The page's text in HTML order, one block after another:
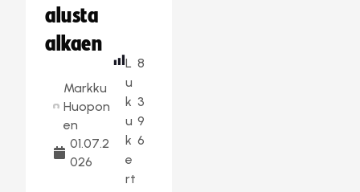
alusta
alkaen
Markku
Huopon
en
01.07.2
026
L
u
k
u
k
e
rt
8
3
9
6